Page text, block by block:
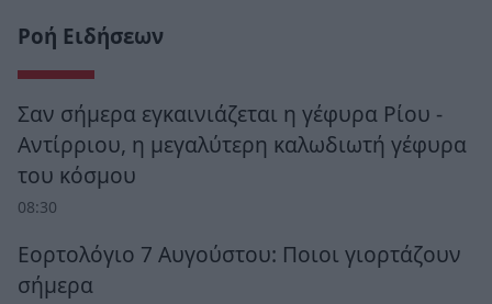
Ροή Ειδήσεων
Σαν σήμερα εγκαινιάζεται η γέφυρα Ρίου -
Αντίρριου, η μεγαλύτερη καλωδιωτή γέφυρα
του κόσμου
08:30
Εορτολόγιο 7 Αυγούστου: Ποιοι γιορτάζουν
σήμερα